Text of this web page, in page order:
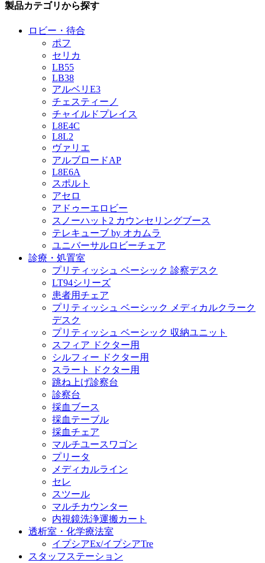
製品カテゴリから探す
ロビー・待合
ポフ
セリカ
LB55
LB38
アルベリE3
チェスティーノ
チャイルドプレイス
L8E4C
L8L2
ヴァリエ
アルブロードAP
L8E6A
スポルト
アセロ
アドゥーエロビー
スノーハット2 カウンセリングブース
テレキューブ by オカムラ
ユニバーサルロビーチェア
診療・処置室
プリティッシュ ベーシック 診察デスク
LT94シリーズ
患者用チェア
プリティッシュ ベーシック メディカルクラーク
デスク
プリティッシュ ベーシック 収納ユニット
スフィア ドクター用
シルフィー ドクター用
スラート ドクター用
跳ね上げ診察台
診察台
採血ブース
採血テーブル
採血チェア
マルチユースワゴン
プリータ
メディカルライン
セレ
スツール
マルチカウンター
内視鏡洗浄運搬カート
透析室・化学療法室
イプシアEx/イプシアTre
スタッフステーション